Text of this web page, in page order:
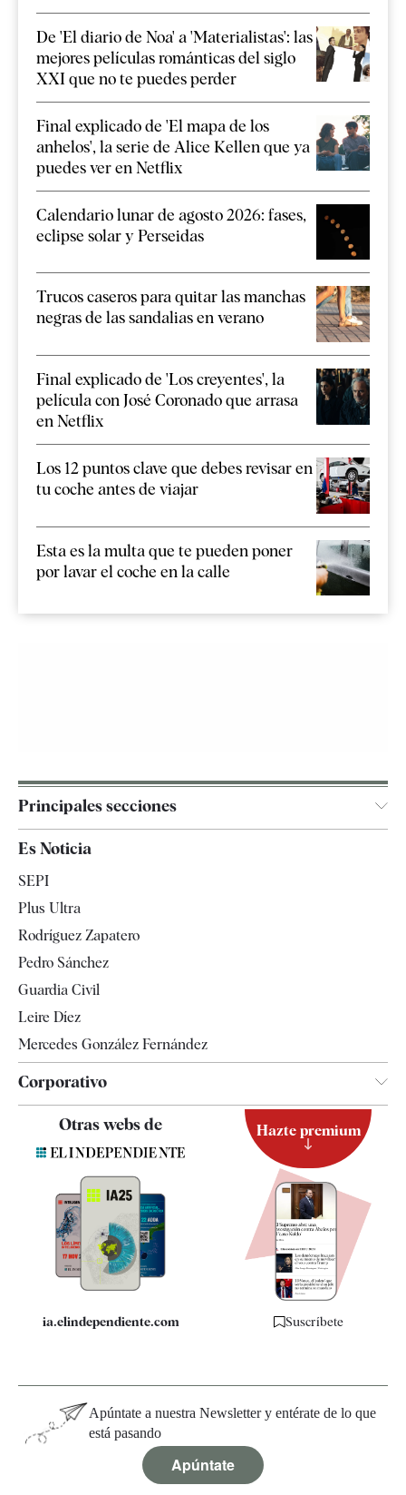
De 'El diario de Noa' a 'Materialistas': las
mejores películas románticas del siglo
XXI que no te puedes perder
Final explicado de 'El mapa de los
anhelos', la serie de Alice Kellen que ya
puedes ver en Netflix
Calendario lunar de agosto 2026: fases,
eclipse solar y Perseidas
Trucos caseros para quitar las manchas
negras de las sandalias en verano
Final explicado de 'Los creyentes', la
película con José Coronado que arrasa
en Netflix
Los 12 puntos clave que debes revisar en
tu coche antes de viajar
Esta es la multa que te pueden poner
por lavar el coche en la calle
Principales secciones
España
Televisión
Es Noticia
SEPI
Plus Ultra
Rodríguez Zapatero
Pedro Sánchez
Guardia Civil
Leire Díez
Mercedes González Fernández
Corporativo
Contacto
Quiénes somos
Especificaciones
Otras webs de
ia.elindependiente.com
Hazte premium
Suscríbete
Apúntate a nuestra Newsletter y entérate de lo que
está pasando
Apúntate